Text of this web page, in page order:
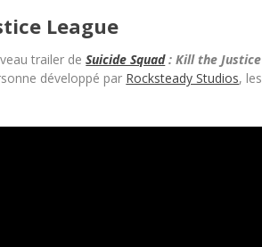
League
trailer deSuicide Squad: Kill the Justice
développé par Rocksteady Studios,